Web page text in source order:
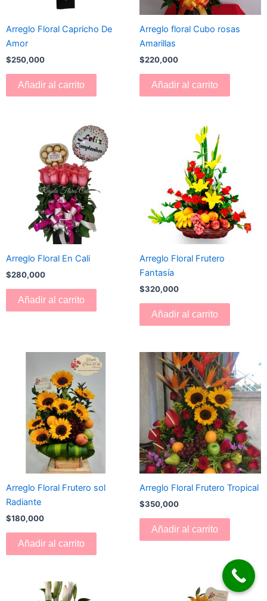
Arreglo Floral Capricho De
Amor
$250,000
Añadir al carrito
Arreglo floral Cubo rosas
Amarillas
$220,000
Añadir al carrito
Arreglo Floral En Cali
$280,000
Añadir al carrito
Arreglo Floral Frutero
Fantasía
$320,000
Añadir al carrito
Arreglo Floral Frutero sol
Radiante
$180,000
Añadir al carrito
Arreglo Floral Frutero Tropical
$350,000
Añadir al carrito